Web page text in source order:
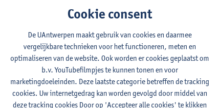
Remco Sleiderink
2E SEM
studiepunten
Lesgever(s):
Astrid De Wit Peter Petré
Engels: verplichte opleidingsonderdelen
Engels: taalbeheersing 1
Cookie consent
De UAntwerpen maakt gebruik van cookies en daarmee
vergelijkbare technieken voor het functioneren, meten en
optimaliseren van de website. Ook worden er cookies geplaatst om
b.v. YouTubefilmpjes te kunnen tonen en voor
marketingdoeleinden. Deze laatste categorie betreffen de tracking
cookies. Uw internetgedrag kan worden gevolgd door middel van
deze tracking cookies Door op 'Accepteer alle cookies' te klikken